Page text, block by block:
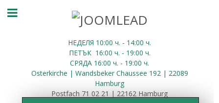
НЕДЕЛЯ 10:00 ч. - 14:00 ч.
ПЕТЪК 16:00 ч. - 19:00 ч.
СРЯДА 16:00 ч. - 19:00 ч.
Osterkirche | Wandsbeker Chaussee 192 | 22089
Hamburg
Postfach 71 02 21 | 22162 Hamburg